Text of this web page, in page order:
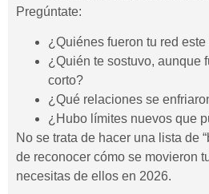
Pregúntate:
¿Quiénes fueron tu red este
¿Quién te sostuvo, aunque
corto?
¿Qué relaciones se
¿Hubo límites nuevos que
No se trata de hacer una lista de
de reconocer cómo se movieron
necesitas de ellos en 2026.